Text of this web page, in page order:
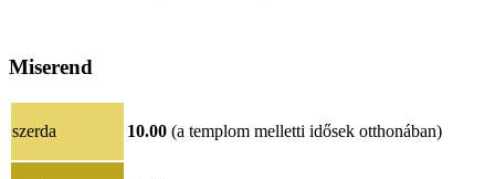
Miserend
szerda 10.00 (a templom melletti idősek otthonában)